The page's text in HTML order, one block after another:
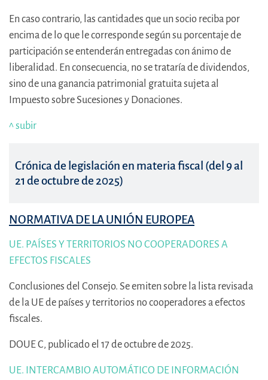
En caso contrario, las cantidades que un socio reciba por
encima de lo que le corresponde según su porcentaje de
participación se entenderán entregadas con ánimo de
liberalidad. En consecuencia, no se trataría de dividendos,
sino de una ganancia patrimonial gratuita sujeta al
Impuesto sobre Sucesiones y Donaciones.
^ subir
Crónica de legislación en materia fiscal (del 9 al
21 de octubre de 2025)
NORMATIVA DE LA UNIÓN EUROPEA
UE. PAÍSES Y TERRITORIOS NO COOPERADORES A
EFECTOS FISCALES
Conclusiones del Consejo. Se emiten sobre la lista revisada
de la UE de países y territorios no cooperadores a efectos
fiscales.
DOUE C, publicado el 17 de octubre de 2025.
UE. INTERCAMBIO AUTOMÁTICO DE INFORMACIÓN